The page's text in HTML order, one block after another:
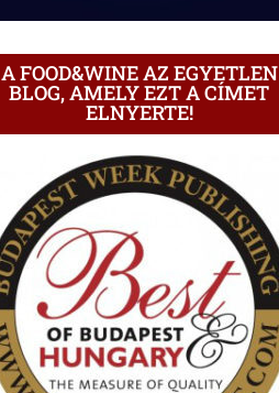
A FOOD&WINE AZ EGYETLEN
BLOG, AMELY EZT A CÍMET
ELNYERTE!